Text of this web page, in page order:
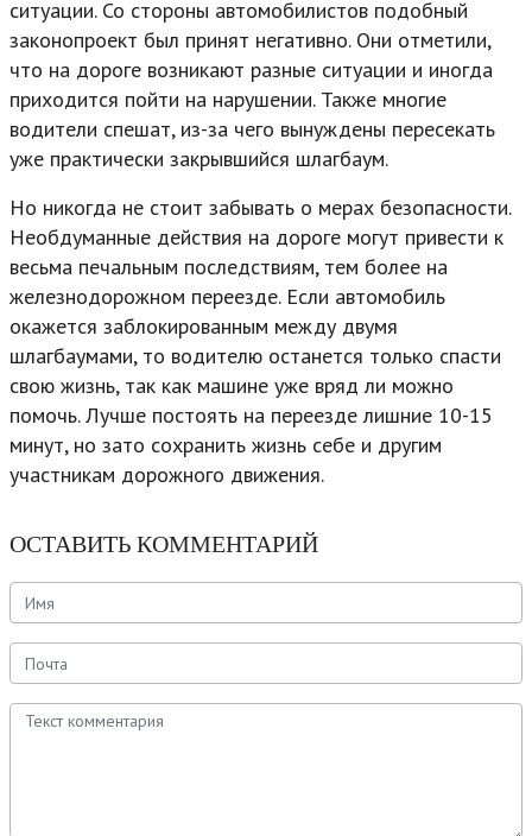
ситуации. Со стороны автомобилистов подобный
законопроект был принят негативно. Они отметили,
что на дороге возникают разные ситуации и иногда
приходится пойти на нарушении. Также многие
водители спешат, из-за чего вынуждены пересекать
уже практически закрывшийся шлагбаум.
Но никогда не стоит забывать о мерах безопасности.
Необдуманные действия на дороге могут привести к
весьма печальным последствиям, тем более на
железнодорожном переезде. Если автомобиль
окажется заблокированным между двумя
шлагбаумами, то водителю останется только спасти
свою жизнь, так как машине уже вряд ли можно
помочь. Лучше постоять на переезде лишние 10-15
минут, но зато сохранить жизнь себе и другим
участникам дорожного движения.
ОСТАВИТЬ КОММЕНТАРИЙ